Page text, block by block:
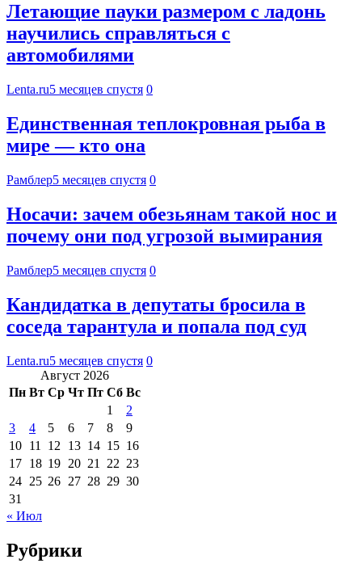
Летающие пауки размером с ладонь
научились справляться с
автомобилями
Lenta.ru5 месяцев спустя 0
Единственная теплокровная рыба в
мире — кто она
Рамблер5 месяцев спустя 0
Носачи: зачем обезьянам такой нос и
почему они под угрозой вымирания
Рамблер5 месяцев спустя 0
Кандидатка в депутаты бросила в
соседа тарантула и попала под суд
Lenta.ru5 месяцев спустя 0
Август 2026
Пн Вт Ср Чт Пт Сб Вс
1
2
3
4 5 6 7 8
9
10 11 12 13 14 15 16
17 18 19 20 21 22 23
24 25 26 27 28 29 30
31
« Июл
Рубрики